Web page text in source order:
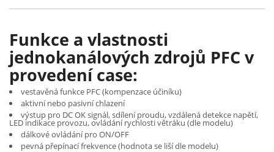
Funkce a vlastnosti
jednokanálových zdrojů PFC v
provedení case:
vestavěná funkce PFC (kompenzace účiníku)
aktivní nebo pasivní chlazení
výstup pro DC OK signál, sdílení proudu, vzdálená detekce napětí,
LED indikace provozu, ovládání rychlosti větráku (dle modelu)
dálkové ovládání pro ON/OFF
pevná přepínací frekvence (hodnota se liší dle modelu)